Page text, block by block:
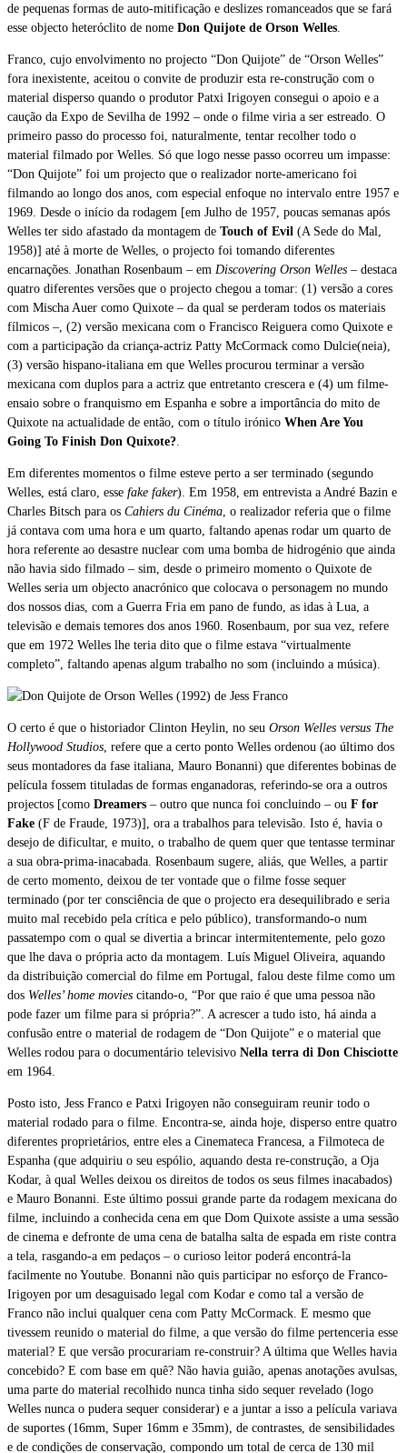
de pequenas formas de auto-mitificação e deslizes romanceados que se fará
esse objecto heteróclito de nome Don Quijote de Orson Welles
Franco, cujo envolvimento no projecto “Don Quijote” de “Orson Welles”
fora inexistente, aceitou o convite de produzir esta re-construção com o
material disperso quando o produtor Patxi Irigoyen consegui o apoio e a
caução da Expo de Sevilha de 1992 – onde o filme viria a ser estreado. O
primeiro passo do processo foi, naturalmente, tentar recolher todo o
material filmado por Welles. Só que logo nesse passo ocorreu um impasse:
“Don Quijote” foi um projecto que o realizador norte-americano foi
filmando ao longo dos anos, com especial enfoque no intervalo entre 1957 e
1969. Desde o início da rodagem [em Julho de 1957, poucas semanas após
Welles ter sido afastado da montagem de Touch of Evil (A Sede do Mal,
1958)] até à morte de Welles, o projecto foi tomando diferentes
encarnações. Jonathan Rosenbaum – em Discovering Orson Welles – destaca
quatro diferentes versões que o projecto chegou a tomar: (1) versão a cores
com Mischa Auer como Quixote – da qual se perderam todos os materiais
fílmicos –, (2) versão mexicana com o Francisco Reiguera como Quixote e
com a participação da criança-actriz Patty McCormack como Dulcie(neia),
(3) versão hispano-italiana em que Welles procurou terminar a versão
mexicana com duplos para a actriz que entretanto crescera e (4) um filme-
ensaio sobre o franquismo em Espanha e sobre a importância do mito de
Quixote na actualidade de então, com o título irónico When Are You
Going To Finish Don Quixote?
Em diferentes momentos o filme esteve perto a ser terminado (segundo
Welles, está claro, esse fake faker). Em 1958, em entrevista a André Bazin e
Charles Bitsch para os Cahiers du Cinéma , o realizador referia que o filme
já contava com uma hora e um quarto, faltando apenas rodar um quarto de
hora referente ao desastre nuclear com uma bomba de hidrogénio que ainda
não havia sido filmado – sim, desde o primeiro momento o Quixote de
Welles seria um objecto anacrónico que colocava o personagem no mundo
dos nossos dias, com a Guerra Fria em pano de fundo, as idas à Lua, a
televisão e demais temores dos anos 1960. Rosenbaum, por sua vez, refere
que em 1972 Welles lhe teria dito que o filme estava “virtualmente
completo”, faltando apenas algum trabalho no som (incluindo a música).
O certo é que o historiador Clinton Heylin, no seu Orson Welles versus The
Hollywood Studios , refere que a certo ponto Welles ordenou (ao último dos
seus montadores da fase italiana, Mauro Bonanni) que diferentes bobinas de
película fossem tituladas de formas enganadoras, referindo-se ora a outros
projectos [como Dreamers – outro que nunca foi concluindo – ou F for
Fake (F de Fraude, 1973)], ora a trabalhos para televisão. Isto é, havia o
desejo de dificultar, e muito, o trabalho de quem quer que tentasse terminar
a sua obra-prima-inacabada. Rosenbaum sugere, aliás, que Welles, a partir
de certo momento, deixou de ter vontade que o filme fosse sequer
terminado (por ter consciência de que o projecto era desequilibrado e seria
muito mal recebido pela crítica e pelo público), transformando-o num
passatempo com o qual se divertia a brincar intermitentemente, pelo gozo
que lhe dava o própria acto da montagem. Luís Miguel Oliveira, aquando
da distribuição comercial do filme em Portugal, falou deste filme como um
dos Welles’ home movies citando-o, “Por que raio é que uma pessoa não
pode fazer um filme para si própria?”. A acrescer a tudo isto, há ainda a
confusão entre o material de rodagem de “Don Quijote” e o material que
Welles rodou para o documentário televisivo Nella terra di Don Chisciotte
em 1964.
Posto isto, Jess Franco e Patxi Irigoyen não conseguiram reunir todo o
material rodado para o filme. Encontra-se, ainda hoje, disperso entre quatro
diferentes proprietários, entre eles a Cinemateca Francesa, a Filmoteca de
Espanha (que adquiriu o seu espólio, aquando desta re-construção, a Oja
Kodar, à qual Welles deixou os direitos de todos os seus filmes inacabados)
e Mauro Bonanni. Este último possui grande parte da rodagem mexicana do
filme, incluindo a conhecida cena em que Dom Quixote assiste a uma sessão
de cinema e defronte de uma cena de batalha salta de espada em riste contra
a tela, rasgando-a em pedaços – o curioso leitor poderá encontrá-la
facilmente no Youtube. Bonanni não quis participar no esforço de Franco-
Irigoyen por um desaguisado legal com Kodar e como tal a versão de
Franco não inclui qualquer cena com Patty McCormack. E mesmo que
tivessem reunido o material do filme, a que versão do filme pertenceria esse
material? E que versão procurariam re-construir? A última que Welles havia
concebido? E com base em quê? Não havia guião, apenas anotações avulsas,
uma parte do material recolhido nunca tinha sido sequer revelado (logo
Welles nunca o pudera sequer considerar) e a juntar a isso a película variava
de suportes (16mm, Super 16mm e 35mm), de contrastes, de sensibilidades
e de condições de conservação, compondo um total de cerca de 130 mil